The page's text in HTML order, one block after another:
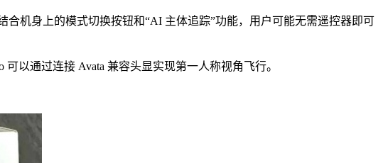
机身上的模式切换按钮和“AI 主体追踪”功能，用户可能无需遥控器即可
以通过连接 Avata 兼容头显实现第一人称视角飞行。